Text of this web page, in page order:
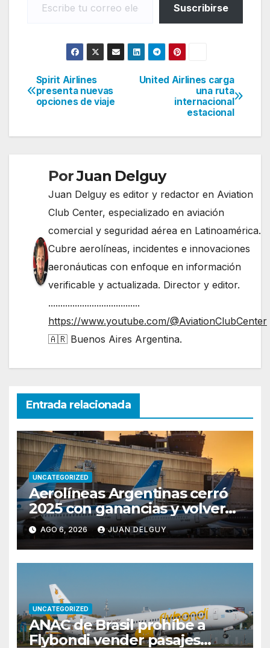
Suscribirse
Navegación
de
entradas
United Airlines carga
una ruta
internacional
estacional
Spirit Airlines
presenta nuevas
opciones de viaje
PorJuan Delguy
Juan Delguy es editor y redactor en Aviation
Club Center, especializado en aviación
comercial y seguridad aérea en Latinoamérica.
Cubre aerolíneas, incidentes e innovaciones
aeronáuticas con enfoque en información
verificable y actualizada. Director y editor.
......................................
https://www.youtube.com/@AviationClubCenter
🇦🇷 Buenos Aires Argentina.
Entrada relacionada
UNCATEGORIZED
Aerolíneas Argentinas cerró
2025 con ganancias y volverá
a pagar impuesto a las
ganancias
AGO 6, 2026 JUAN DELGUY
UNCATEGORIZED
ANAC de Brasil prohíbe a
Flybondi vender pasajes